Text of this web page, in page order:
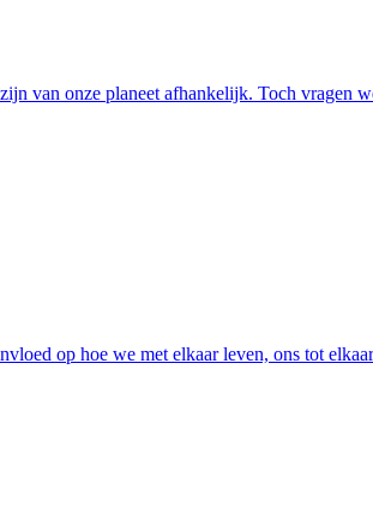
van onze planeet afhankelijk. Toch vragen
op hoe we met elkaar leven, ons tot